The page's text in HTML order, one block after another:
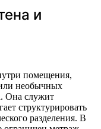
и
помещения,
необычных
Она служит
структурировать
разделения. В